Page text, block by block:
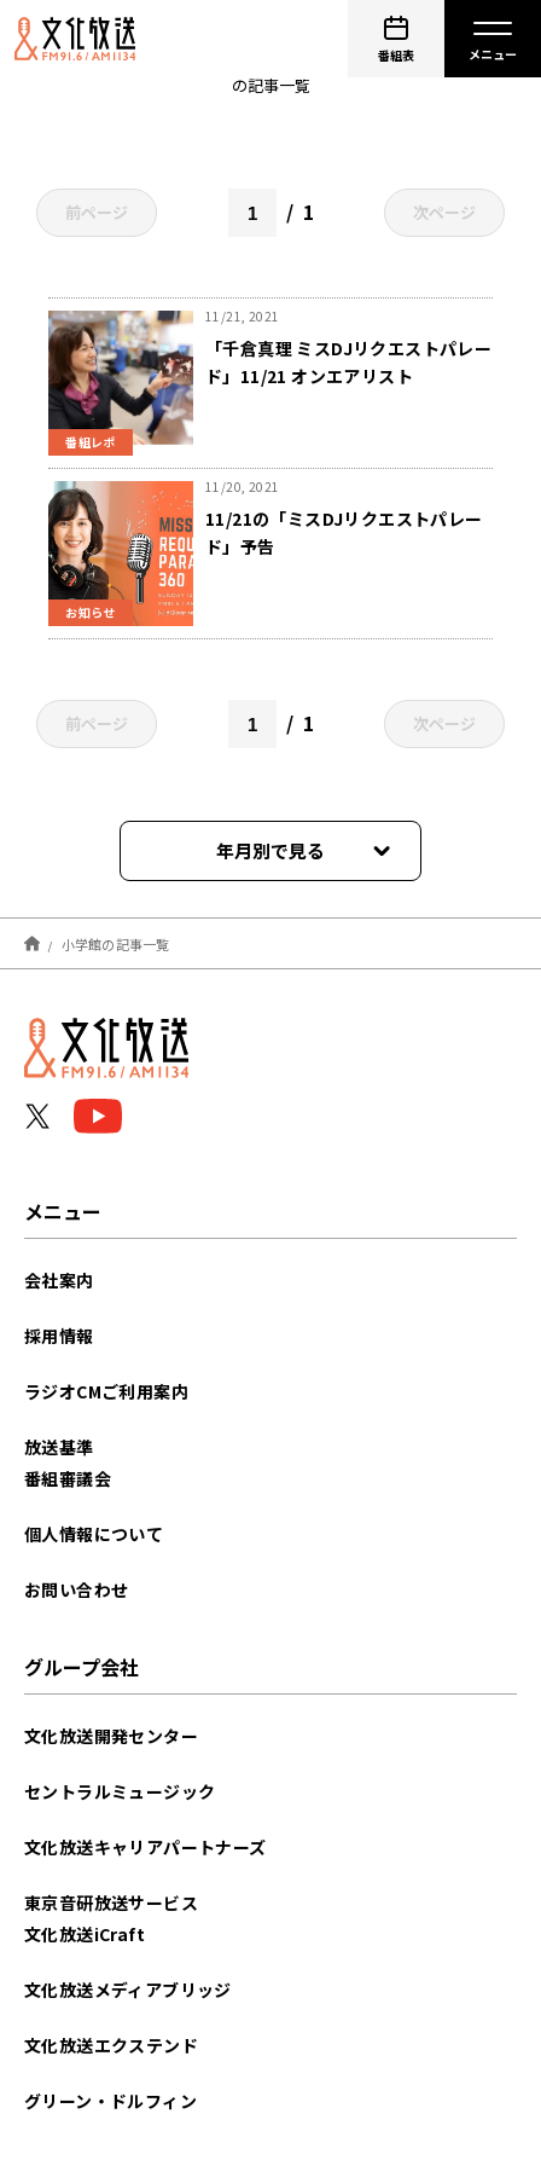
番組表
の記事一覧
前ページ 1 次ページ
番組レポ
11/21, 2021
「千倉真理 ミスDJリクエストパレー
ド」11/21 オンエアリスト
お知らせ
11/20, 2021
11/21の「ミスDJリクエストパレー
ド」予告
前ページ 1 次ページ
年月別で見る
2022年03月
2021年11月
2021年04月
小学館の記事一覧
メニュー
会社案内
採用情報
ラジオCMご利用案内
放送基準
番組審議会
個人情報について
お問い合わせ
グループ会社
文化放送開発センター
セントラルミュージック
文化放送キャリアパートナーズ
東京音研放送サービス
文化放送iCraft
文化放送メディアブリッジ
文化放送エクステンド
グリーン・ドルフィン